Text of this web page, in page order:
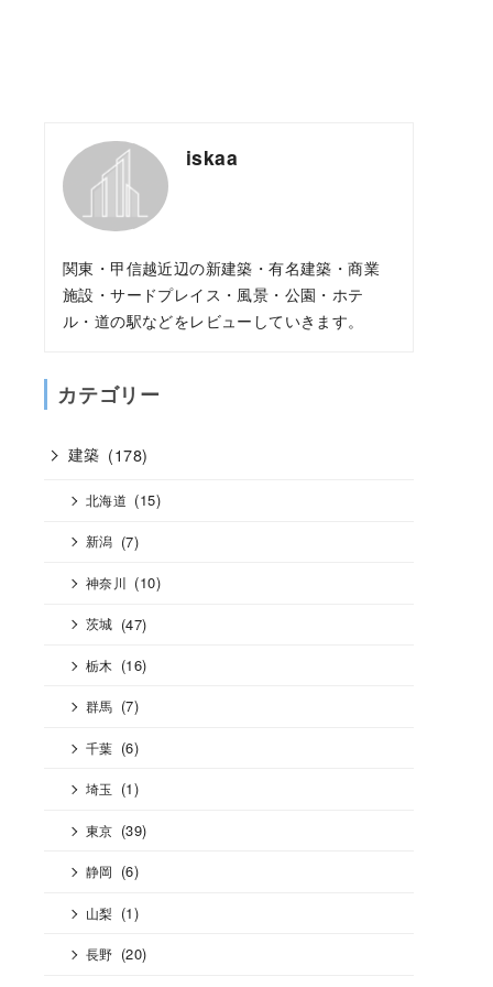
iskaa
関東・甲信越近辺の新建築・有名建築・商業
施設・サードプレイス・風景・公園・ホテ
ル・道の駅などをレビューしていきます。
カテゴリー
建築 (178)
北海道 (15)
新潟 (7)
神奈川 (10)
茨城 (47)
栃木 (16)
群馬 (7)
千葉 (6)
埼玉 (1)
東京 (39)
静岡 (6)
山梨 (1)
長野 (20)